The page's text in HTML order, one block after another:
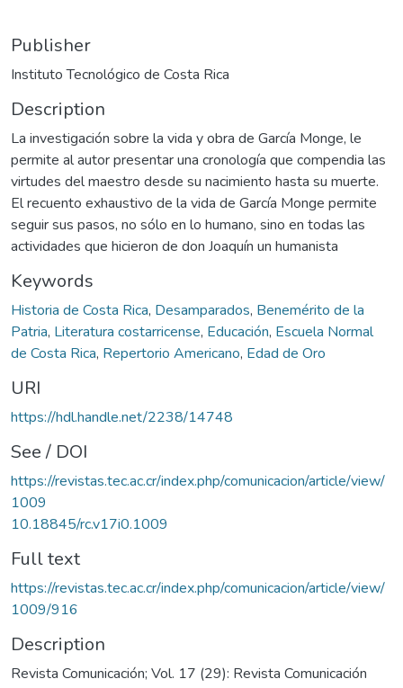
Publisher
Instituto Tecnológico de Costa Rica
Description
La investigación sobre la vida y obra de García Monge, le
permite al autor presentar una cronología que compendia las
virtudes del maestro desde su nacimiento hasta su muerte.
El recuento exhaustivo de la vida de García Monge permite
seguir sus pasos, no sólo en lo humano, sino en todas las
actividades que hicieron de don Joaquín un humanista
Keywords
Historia de Costa Rica, Desamparados, Benemérito de la
Patria, Literatura costarricense, Educación, Escuela Normal
de Costa Rica, Repertorio Americano, Edad de Oro
URI
https://hdl.handle.net/2238/14748
See / DOI
https://revistas.tec.ac.cr/index.php/comunicacion/article/view/
1009
10.18845/rc.v17i0.1009
Full text
https://revistas.tec.ac.cr/index.php/comunicacion/article/view/
1009/916
Description
Revista Comunicación; Vol. 17 (29): Revista Comunicación